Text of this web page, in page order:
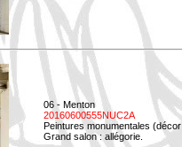
06 - Menton
20160600555NUC2A
Peintures monumentales
Grand salon : allégorie.